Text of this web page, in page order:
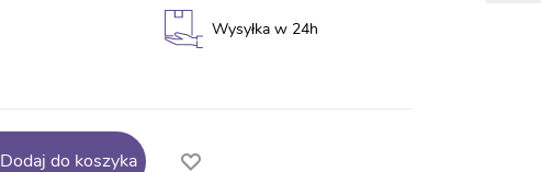
Wysyłka w 24h
Dodaj do koszyka